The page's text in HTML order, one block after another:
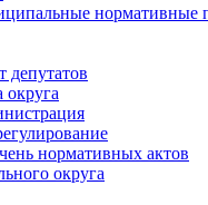
нормативные
депутатов
округа
нормативных актов
округа